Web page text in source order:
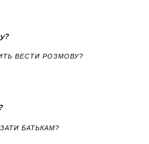
ВЕСТИ РОЗМОВУ?
БАТЬКАМ?